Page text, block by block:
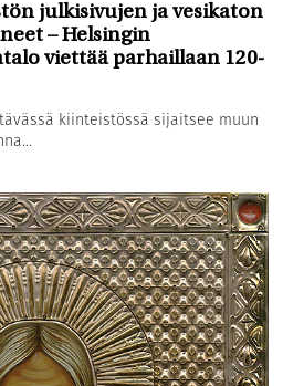
julkisivujen ja vesikaton
– Helsingin
viettää parhaillaan 120-
kiinteistössä sijaitsee muun